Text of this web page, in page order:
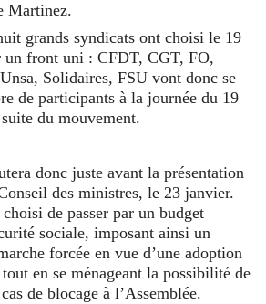
Martinez.
grands syndicats ont choisi le 19
front uni : CFDT, CGT, FO,
Solidaires, FSU vont donc se
de participants à la journée du 19
du mouvement.
donc juste avant la présentation
des ministres, le 23 janvier.
de passer par un budget
sociale, imposant ainsi un
forcée en vue d’une adoption
en se ménageant la possibilité de
de blocage à l’Assemblée.